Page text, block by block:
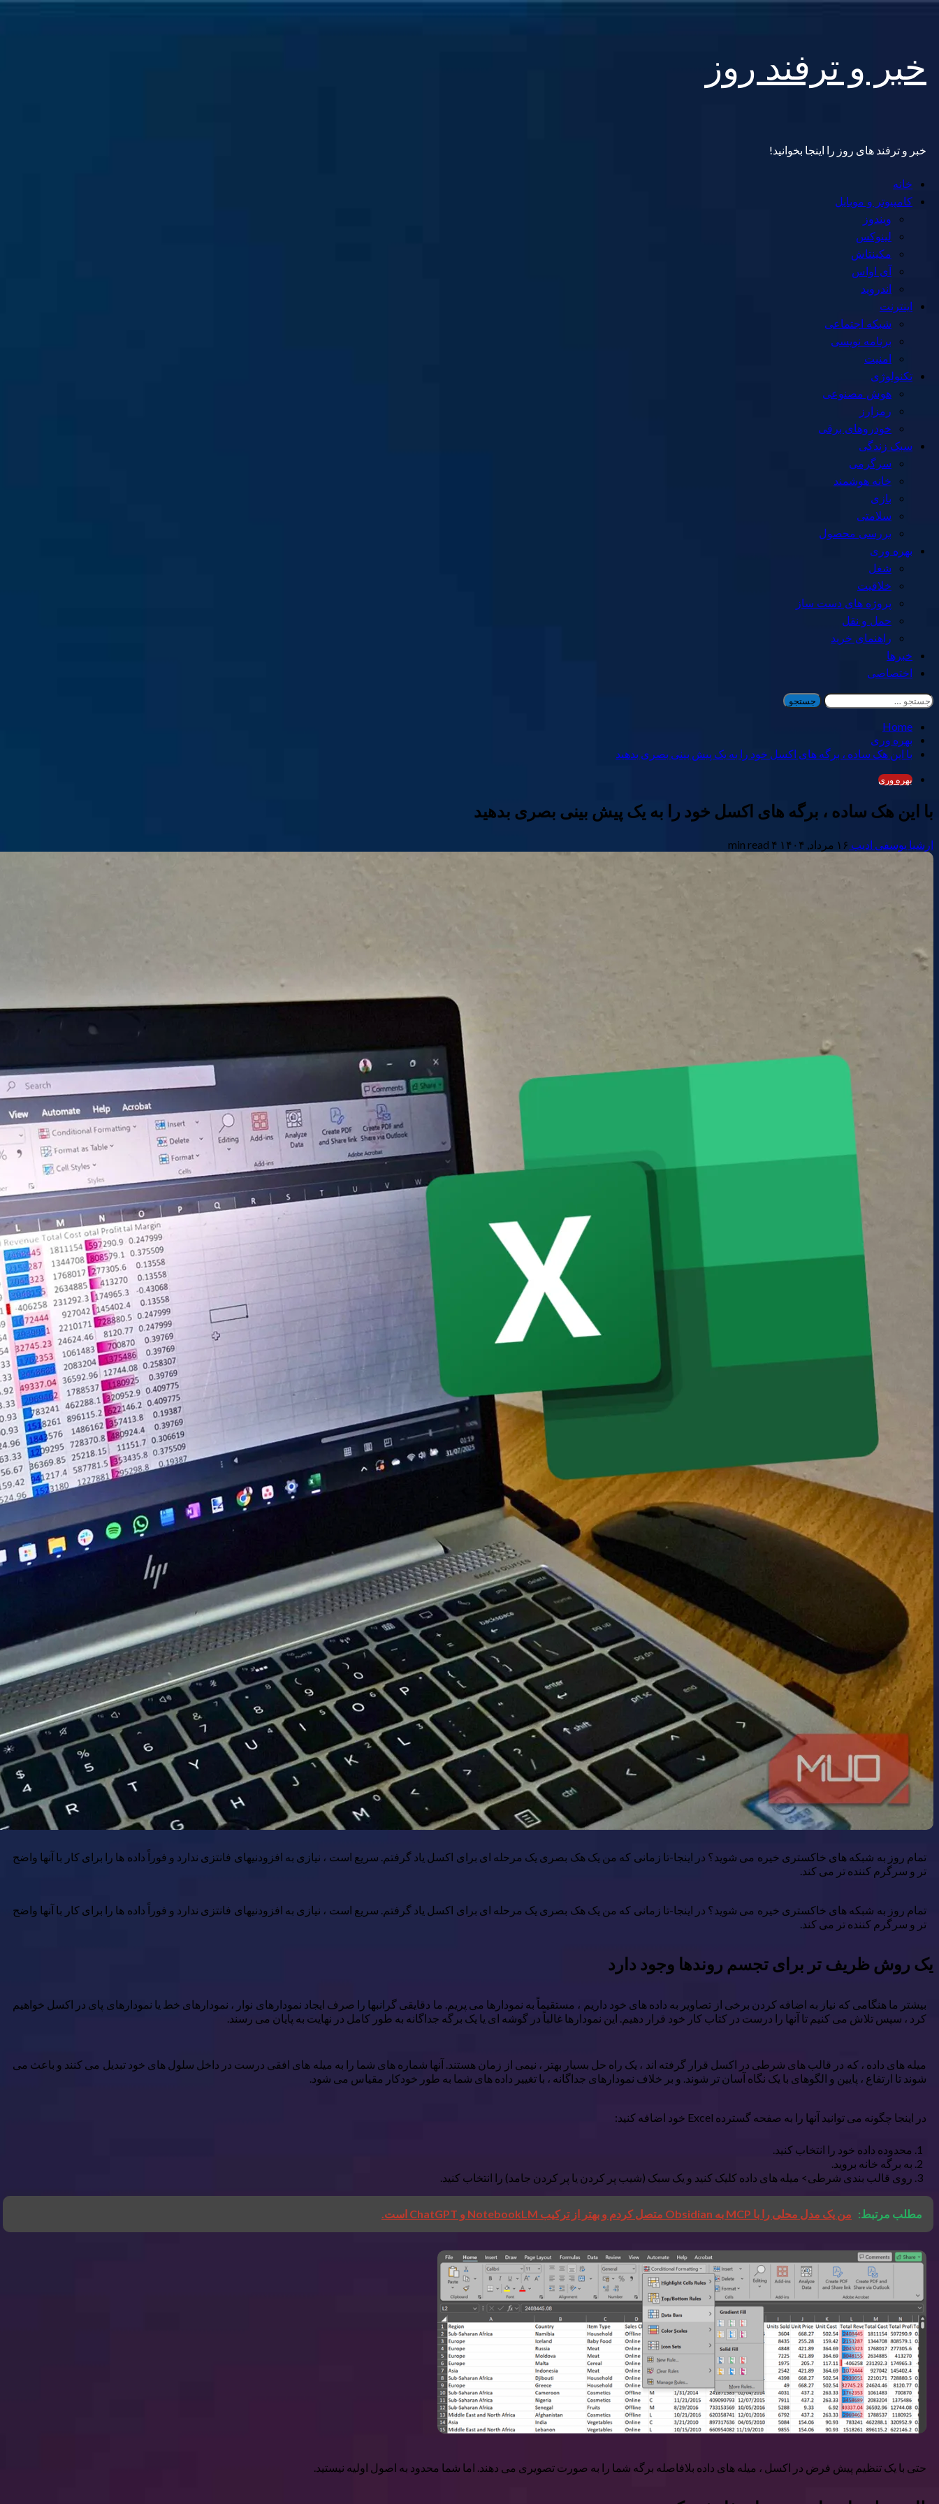
content
خبر و ترفند روز
خبر و ترفند های روز را اینجا بخوانید!
Primary
Menu
خانه
کامپیوتر و موبایل
ویندوز
لینوکس
مکینتاش
آی اواس
اندروید
اینترنت
شبکه اجتماعی
برنامه نویسی
امنیت
تکنولوژی
هوش مصنوعی
رمزارز
خودروهای برقی
سبک زندگی
سرگرمی
خانه هوشمند
بازی
سلامتی
بررسی محصول
بهره وری
شغل
خلاقیت
پروژه های دست ساز
حمل و نقل
راهنمای خرید
خبرها
اختصاصی
جستجو
برای:
Home
بهره وری
با این هک ساده ، برگه های اکسل خود را به یک پیش بینی بصری بدهید
بهره وری
با این هک ساده ، برگه های اکسل خود را به یک پیش بینی بصری بدهید
ارشیا یوسفی ادیب ۱۶ مرداد, ۱۴۰۴ ۴ min read
تمام روز به شبکه های خاکستری خیره می شوید؟ در اینجا-تا زمانی که من یک هک بصری یک مرحله ای برای اکسل یاد گرفتم. سریع است ، نیازی به افزودنیهای فانتزی ندارد و فوراً داده ها را برای کار با آنها واضح
تر و سرگرم کننده تر می کند.
تمام روز به شبکه های خاکستری خیره می شوید؟ در اینجا-تا زمانی که من یک هک بصری یک مرحله ای برای اکسل یاد گرفتم. سریع است ، نیازی به افزودنیهای فانتزی ندارد و فوراً داده ها را برای کار با آنها واضح
تر و سرگرم کننده تر می کند.
یک روش ظریف تر برای تجسم روندها وجود دارد
بیشتر ما هنگامی که نیاز به اضافه کردن برخی از تصاویر به داده های خود داریم ، مستقیماً به نمودارها می پریم. ما دقایقی گرانبها را صرف ایجاد نمودارهای نوار ، نمودارهای خط یا نمودارهای پای در اکسل خواهیم
کرد ، سپس تلاش می کنیم تا آنها را درست در کتاب کار خود قرار دهیم. این نمودارها غالباً در گوشه ای یا یک برگه جداگانه به طور کامل در نهایت به پایان می رسند.
میله های داده ، که در قالب های شرطی در اکسل قرار گرفته اند ، یک راه حل بسیار بهتر ، نیمی از زمان هستند. آنها شماره های شما را به میله های افقی درست در داخل سلول های خود تبدیل می کنند و باعث می
شوند تا ارتفاع ، پایین و الگوهای با یک نگاه آسان تر شوند. و بر خلاف نمودارهای جداگانه ، با تغییر داده های شما به طور خودکار مقیاس می شود.
در اینجا چگونه می توانید آنها را به صفحه گسترده Excel خود اضافه کنید:
محدوده داده خود را انتخاب کنید.
به برگه خانه بروید.
روی قالب بندی شرطی> میله های داده کلیک کنید و یک سبک (شیب پر کردن یا پر کردن جامد) را انتخاب کنید.
مطلب مرتبط: من یک مدل محلی را با MCP به Obsidian متصل کردم و بهتر از ترکیب NotebookLM و ChatGPT است.
حتی با یک تنظیم پیش فرض در اکسل ، میله های داده بلافاصله برگه شما را به صورت تصویری می دهند. اما شما محدود به اصول اولیه نیستید.